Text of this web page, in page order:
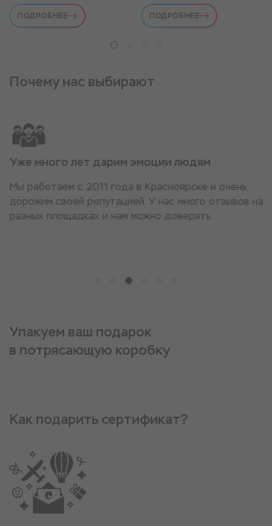
ПОДРОБНЕЕ ПОДРОБНЕЕ
Почему нас выбирают
Уже много лет дарим эмоции людям
Мы работаем с 2011 года в Красноярске и очень
дорожим своей репутацией. У нас много отзывов на
разных площадках и нам можно доверять.
Упакуем ваш подарок
в потрясающую коробку
Как подарить сертификат?